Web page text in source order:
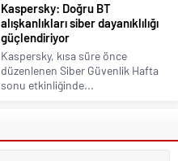
Kaspersky: Doğru BT
alışkanlıkları siber dayanıklılığı
güçlendiriyor
Kaspersky, kısa süre önce
düzenlenen Siber Güvenlik Hafta
sonu etkinliğinde...